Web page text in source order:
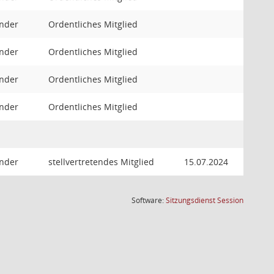
Ordentliches Mitglied
Ordentliches Mitglied
Ordentliches Mitglied
Ordentliches Mitglied
stellvertretendes Mitglied 15.07.2024
Software:SitzungsdienstSession(Wird in